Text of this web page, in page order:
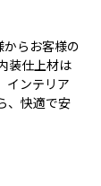
らお客様の
装仕上材は
インテリア
、快適で安